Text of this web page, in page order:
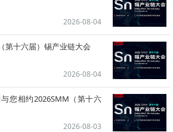
2026-08-04
第十六届）锡产业链大会
2026-08-04
您相约2026SMM（第十六
2026-08-03